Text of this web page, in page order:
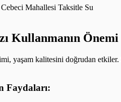
Mahallesi Taksitle Su
Kullanmanın Önemi
yaşam kalitesini doğrudan etkiler.
Faydaları: